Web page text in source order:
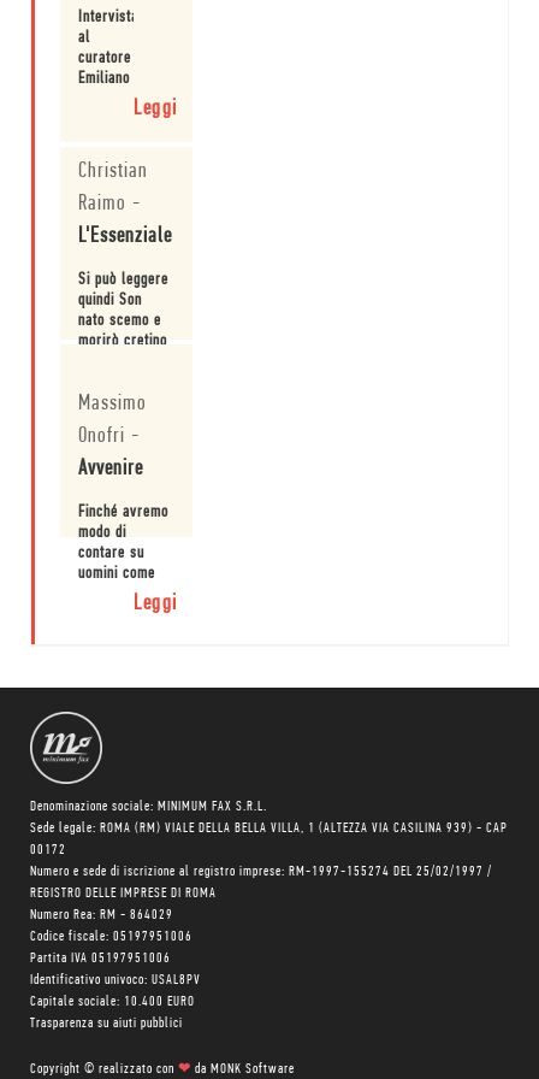
anche un
percorso che
ci guida in
mezzo secolo
italiana».
Intervista
al
curatore
Emiliano
Leggi
Christian
Raimo -
L'Essenziale
Si può leggere
quindi Son
nato scemo e
morirò cretino
romanzo di
formazione: di
uno dei più
importanti
europei e del
nostro paese
Massimo
Onofri -
Avvenire
Finché avremo
modo di
contare su
uomini come
Fofi, pure con
ritenere di
vivere in un
Paese
fortunato.
Leggi
Denominazione sociale: MINIMUM FAX S.R.L.
Sede legale: ROMA (RM) VIALE DELLA BELLA VILLA, 1 (ALTEZZA VIA CASILINA 939) - CAP
00172
Numero e sede di iscrizione al registro imprese: RM-1997-155274 DEL 25/02/1997 /
REGISTRO DELLE IMPRESE DI ROMA
Numero Rea: RM - 864029
Codice fiscale: 05197951006
Partita IVA 05197951006
Identificativo univoco: USAL8PV
Capitale sociale: 10.400 EURO
Trasparenza su aiuti pubblici
Copyright © realizzato con ❤ da MONK Software